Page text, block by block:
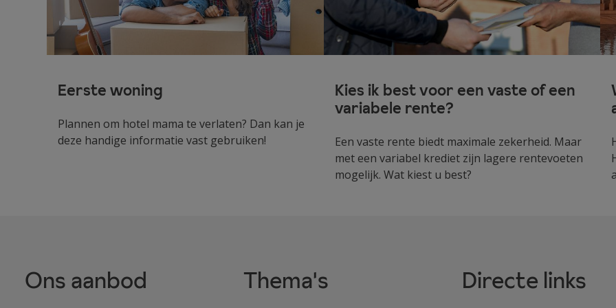
Eerste woning
Plannen om hotel mama te verlaten? Dan kan je
deze handige informatie vast gebruiken!
Kies ik best voor een vaste of een
variabele rente?
Een vaste rente biedt maximale zekerheid. Maar
met een variabel krediet zijn lagere rentevoeten
mogelijk. Wat kiest u best?
Ons aanbod Thema's Directe links